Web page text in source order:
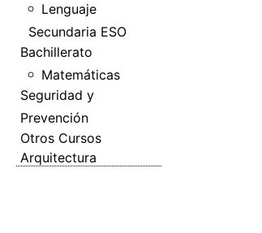
Lenguaje
Secundaria ESO
Bachillerato
Matemáticas
Seguridad y
Prevención
Otros Cursos
Arquitectura